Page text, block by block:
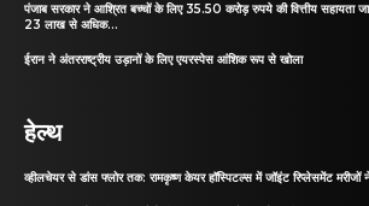
पंजाब सरकार ने आश्रित बच्चों के लिए 35.50 करोड़ रुपये की वित्तीय सहायता
23 लाख से अधिक...
ईरान ने अंतरराष्ट्रीय उड़ानों के लिए एयरस्पेस आंशिक रूप से खोला
हेल्थ
व्हीलचेयर से डांस फ्लोर तक: रामकृष्ण केयर हॉस्पिटल्स में जॉइंट रिप्लेसमेंट मरीजों